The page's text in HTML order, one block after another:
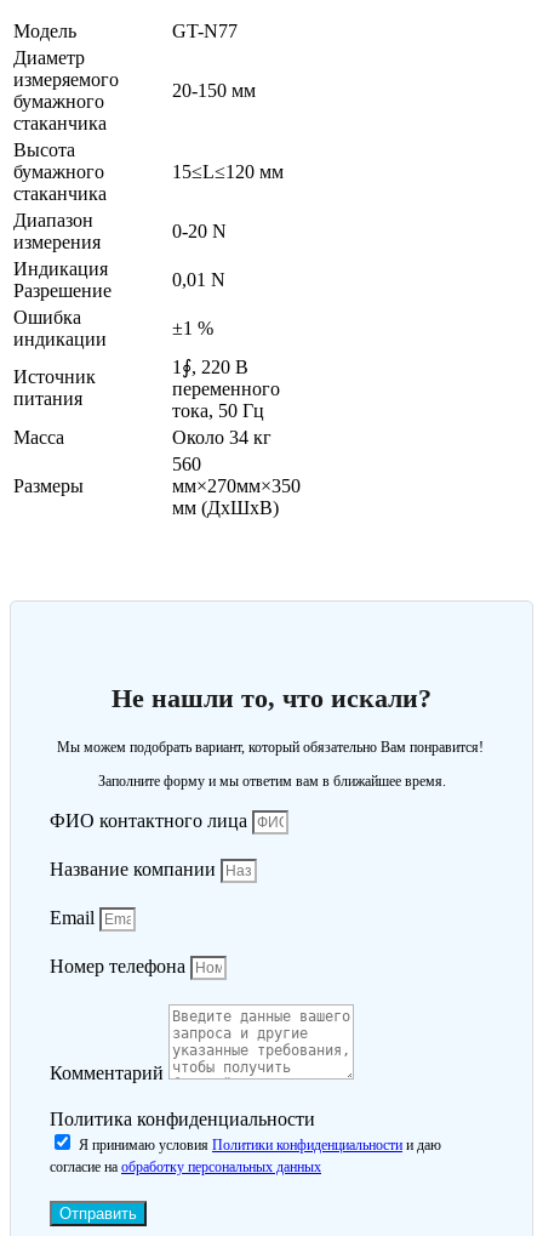
Модель
GT-N77
Диаметр
измеряемого
бумажного
стаканчика
20-150 мм
Высота
бумажного
стаканчика
15≤L≤120 мм
Диапазон
измерения
0-20 N
Индикация
Разрешение
0,01 N
Ошибка
индикации
±1 %
Источник
питания
1∮, 220 В
переменного
тока, 50 Гц
Масса
Около 34 кг
Размеры
560
мм×270мм×350
мм (ДxШxВ)
Не нашли то, что искали?
Мы можем подобрать вариант, который обязательно Вам понравится!
Заполните форму и мы ответим вам в ближайшее время.
ФИО контактного лица
Название компании
Email
Номер телефона
Комментарий
Политика конфиденциальности
Я принимаю условия Политики конфиденциальности и даю
согласие на обработку персональных данных
Отправить